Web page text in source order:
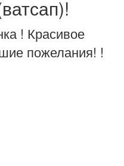
! Красивое
пожелания! !